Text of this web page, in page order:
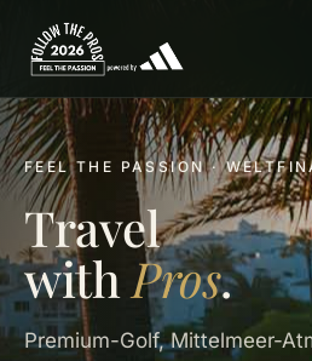
FEEL THE PASSION ·
Travel
with Pros.
Premium-Golf, Mittelmeer-